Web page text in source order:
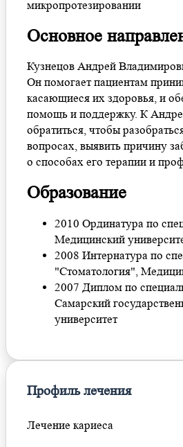
микропротезировании
Основное
Кузнецов Андрей
Он помогает пациентам
касающиеся их здоровья, и
помощь и поддержку. К
обратиться, чтобы
вопросах, выявить причину
о способах его терапии и
Образование
2010 Ординатура по
Медицинский
2008 Интернатура по
"Стоматология",
2007 Диплом по
Самарский
университет
Профиль лечения
Лечение кариеса